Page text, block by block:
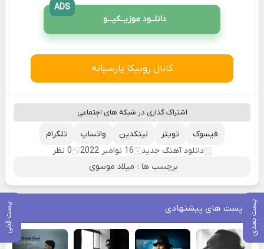
پست بعدی پست قبلی
دانلــود موزیــکیـــو
ADS
کانال روبیکا پارسیانه
اشتراک گذاری در شبکه های اجتماعی
تلگرام واتساپ لینکدین تویتر
فیسوک
دانلود آهنگ جدید
16 نوامبر 2022
0 نظر
برچسب ها : میلاد موسوی
پست های پیشنهادی